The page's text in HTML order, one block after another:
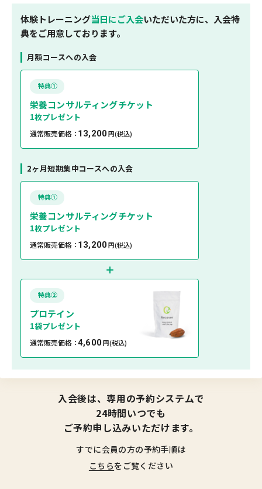
体験トレーニング当日にご入会いただいた方に、入会特
典をご用意しております。
月額コースへの入会
特典①
栄養コンサルティングチケット
1枚プレゼント
通常販売価格：13,200円(税込)
2ヶ月短期集中コースへの入会
特典①
栄養コンサルティングチケット
1枚プレゼント
通常販売価格：13,200円(税込)
特典②
プロテイン
1袋プレゼント
通常販売価格：4,600円(税込)
入会後は、専用の予約システムで
24時間いつでも
ご予約申し込みいただけます。
すでに会員の方の予約手順は
こちらをご覧ください